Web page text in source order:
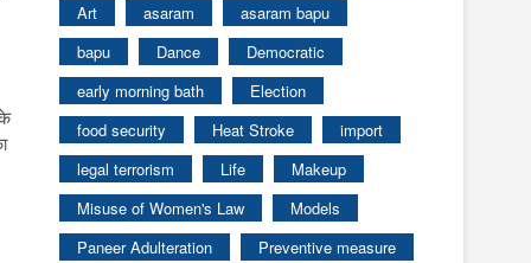
Art
asaram
asaram bapu
bapu
Dance
Democratic
early morning bath
Election
food security
Heat Stroke
import
legal terrorism
Life
Makeup
Misuse of Women's Law
Models
Paneer Adulteration
Preventive measure